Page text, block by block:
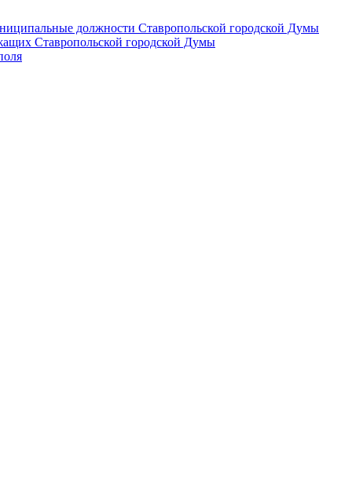
должности Ставропольской городской Думы
Ставропольской городской Думы